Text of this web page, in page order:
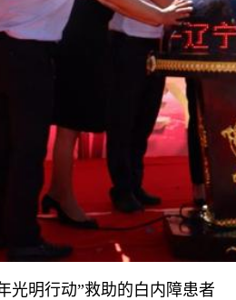
明行动”救助的白内障患者